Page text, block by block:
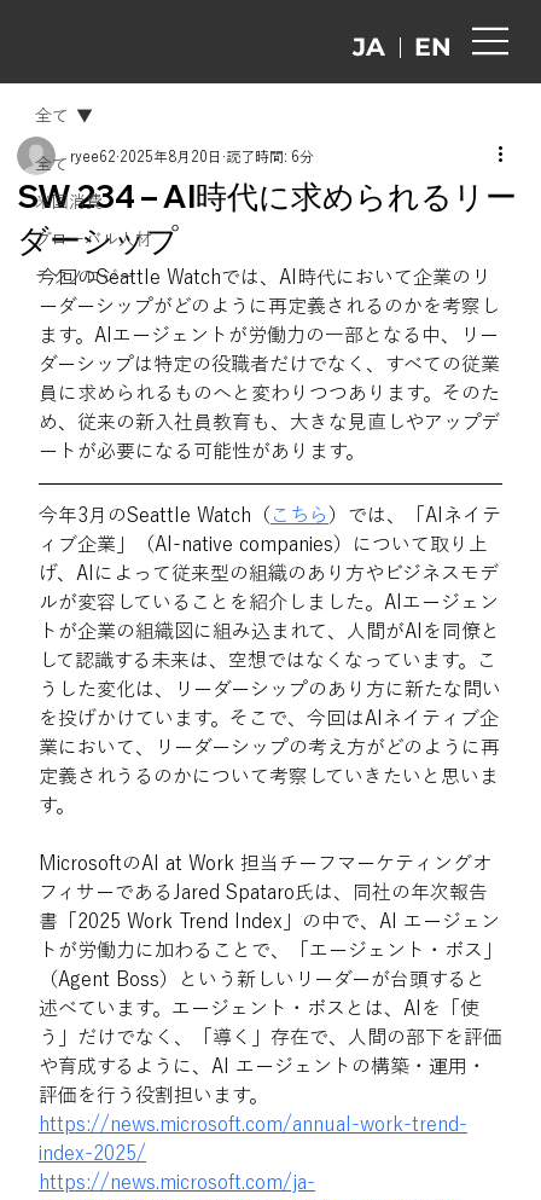
全て
米国消費
グローバル人材
テクノロジー
全て
SW 234 – AI時代に求められるリー
ダーシップ
ryee62 2025年8月20日 読了時間: 6分
今回のSeattle Watchでは、AI時代において企業のリ
ーダーシップがどのように再定義されるのかを考察し
ます。AIエージェントが労働力の一部となる中、リー
ダーシップは特定の役職者だけでなく、すべての従業
員に求められるものへと変わりつつあります。そのた
め、従来の新入社員教育も、大きな見直しやアップデ
ートが必要になる可能性があります。
今年3月のSeattle Watch（ こちら ）では、「AIネイテ
ィブ企業」（AI-native companies）について取り上
げ、AIによって従来型の組織のあり方やビジネスモデ
ルが変容していることを紹介しました。AIエージェン
トが企業の組織図に組み込まれて、人間がAIを同僚と
して認識する未来は、空想ではなくなっています。こ
うした変化は、リーダーシップのあり方に新たな問い
を投げかけています。そこで、今回はAIネイティブ企
業において、リーダーシップの考え方がどのように再
定義されうるのかについて考察していきたいと思いま
す。
MicrosoftのAI at Work 担当チーフマーケティングオ
フィサーであるJared Spataro氏は、同社の年次報告
書「2025 Work Trend Index」の中で、AI エージェン
トが労働力に加わることで、「エージェント・ボス」
（Agent Boss）という新しいリーダーが台頭すると
述べています。エージェント・ボスとは、AIを「使
う」だけでなく、「導く」存在で、人間の部下を評価
や育成するように、AI エージェントの構築・運用・
評価を行う役割担います。
https://news.microsoft.com/annual-work-trend-
index-2025/
https://news.microsoft.com/ja-
JA EN